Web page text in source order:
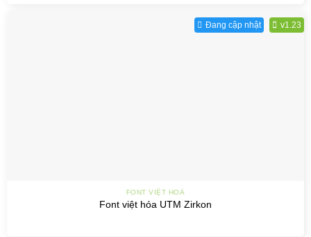
Đang cập nhật v1.23
FONT VIỆT HOÁ
Font việt hóa UTM Zirkon